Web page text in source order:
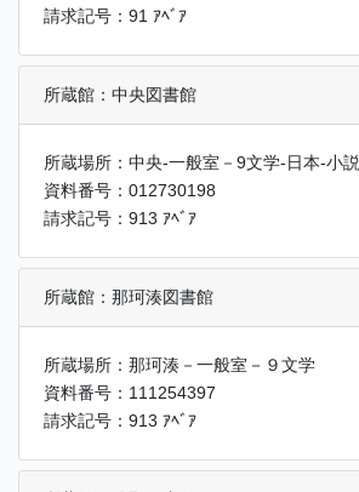
請求記号：91 ｱﾍﾞｱ
所蔵館：中央図書館
所蔵場所：中央-一般室－9文学-日本-小説
資料番号：012730198
請求記号：913 ｱﾍﾞｱ
所蔵館：那珂湊図書館
所蔵場所：那珂湊－一般室－９文学
資料番号：111254397
請求記号：913 ｱﾍﾞｱ